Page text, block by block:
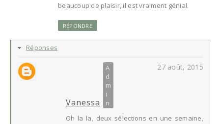
beaucoup de plaisir, il est vraiment génial.
RÉPONDRE
Réponses
Vanessa
27 août, 2015
Oh la la, deux sélections en une semaine,